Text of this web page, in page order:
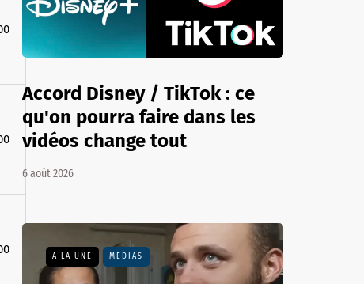
Accord Disney / TikTok : ce
qu'on pourra faire dans les
vidéos change tout
6 août 2026
A LA UNE MÉDIAS